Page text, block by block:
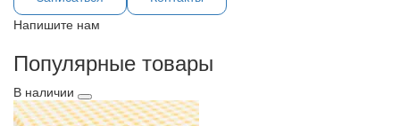
Напишите нам
Популярные товары
В наличии